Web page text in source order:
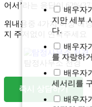
어서’라는 응답이
배우자
지만 세부
다.
배우자
를 자랑하
배우자
세서리를
배우자
위내용중 4가지 이상 해
지 주저없이 연락주세요
탐정사무소 천경
즉시 상담하기